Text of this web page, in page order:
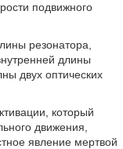
подвижного
резонатора,
длины
двух оптических
который
движения,
явление мертвой